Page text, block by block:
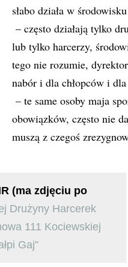
słabo działa w środowisku
– często działają tylko
lub tylko harcerzy,
tego nie rozumie,
nabór i dla chłopców i
– te same osoby maja
obowiązków, często nie
muszą z czegoś
(ma zdjęciu po
Drużyny Harcerek
111 Kociewskiej
Gaj”